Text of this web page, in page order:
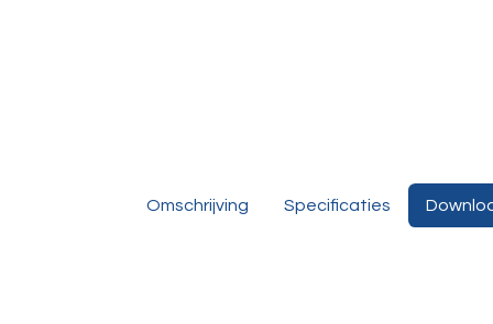
Omschrijving Specificaties